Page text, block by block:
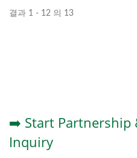
결과 1 - 12 의 13